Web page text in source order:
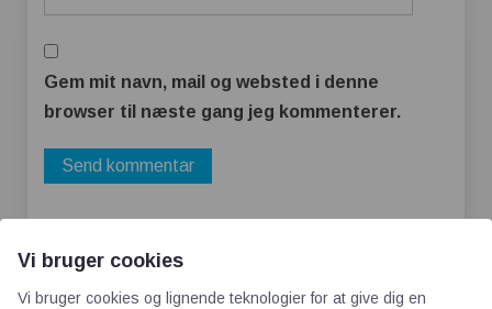
Gem mit navn, mail og websted i denne
browser til næste gang jeg kommenterer.
Vi bruger cookies
Vi bruger cookies og lignende teknologier for at give dig en